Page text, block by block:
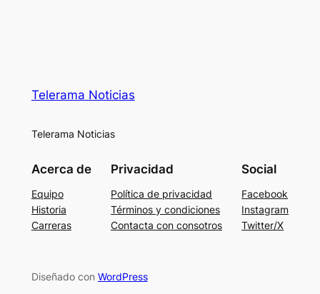
Telerama Noticias
Telerama Noticias
Acerca de
Equipo
Historia
Carreras
Privacidad
Política de privacidad
Términos y condiciones
Contacta con consotros
Social
Facebook
Instagram
Twitter/X
Diseñado con WordPress